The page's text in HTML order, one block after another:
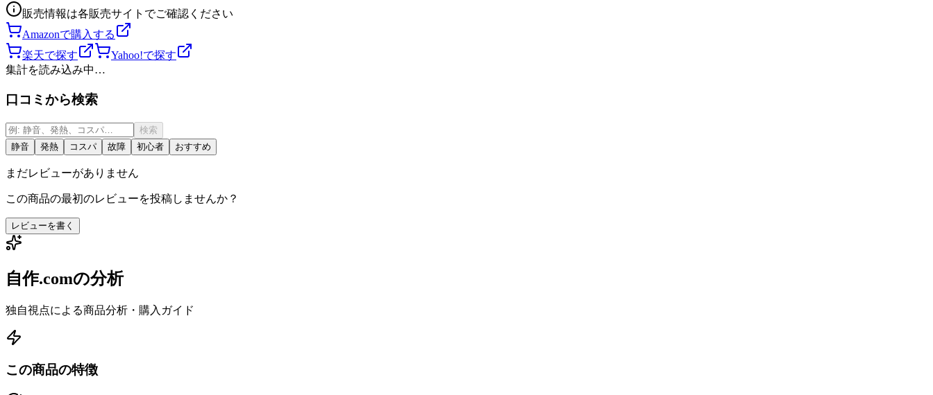
販売情報は各販売サイトでご確認ください
Amazonで購入する
楽天で探す
Yahoo!で探す
集計を読み込み中…
口コミから検索
検索
静音
発熱 コスパ 故障 初心者 おすすめ
まだレビューがありません
この商品の最初のレビューを投稿しませんか？
レビューを書く
自作.comの分析
独自視点による商品分析・購入ガイド
この商品の特徴